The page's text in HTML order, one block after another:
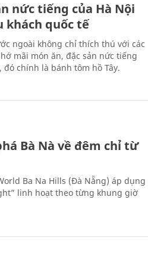
nức tiếng của Hà Nội
quốc tế
ngoài không chỉ thích thú với các
mãi món ăn, đặc sản nức tiếng
chính là bánh tôm hồ Tây.
Bà Nà về đêm chỉ từ
Ba Na Hills (Đà Nẵng) áp dụng
linh hoạt theo từng khung giờ